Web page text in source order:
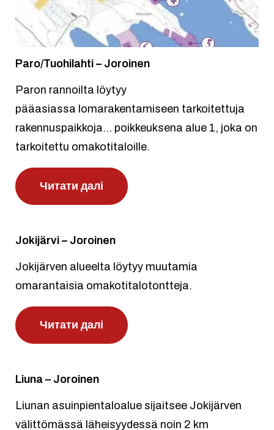
Paro/Tuohilahti – Joroinen
Paron rannoilta löytyy
pääasiassa lomarakentamiseen tarkoitettuja
rakennuspaikkoja… poikkeuksena alue 1, joka on
tarkoitettu omakotitaloille.
Читати далі
Jokijärvi – Joroinen
Jokijärven alueelta löytyy muutamia
omarantaisia omakotitalotontteja.
Читати далі
Liuna – Joroinen
Liunan asuinpientaloalue sijaitsee Jokijärven
välittömässä läheisyydessä noin 2 km